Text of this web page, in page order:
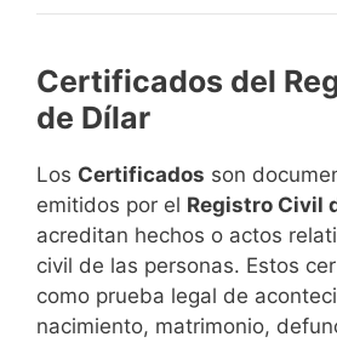
Certificados del
de Dílar
Los Certificados son
emitidos por el Registro Civil
acreditan hechos o actos
civil de las personas. Estos
como prueba legal de
nacimiento, matrimonio,